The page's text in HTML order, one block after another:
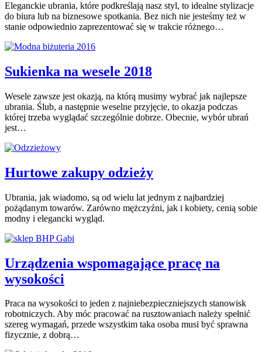
Eleganckie ubrania, które podkreślają nasz styl, to idealne stylizacje
do biura lub na biznesowe spotkania. Bez nich nie jesteśmy też w
stanie odpowiednio zaprezentować się w trakcie różnego…
Sukienka na wesele 2018
Wesele zawsze jest okazją, na którą musimy wybrać jak najlepsze
ubrania. Ślub, a następnie weselne przyjęcie, to okazja podczas
której trzeba wyglądać szczególnie dobrze. Obecnie, wybór ubrań
jest…
Hurtowe zakupy odzieży
Ubrania, jak wiadomo, są od wielu lat jednym z najbardziej
pożądanym towarów. Zarówno mężczyźni, jak i kobiety, cenią sobie
modny i elegancki wygląd.
Urządzenia wspomagające pracę na
wysokości
Praca na wysokości to jeden z najniebezpieczniejszych stanowisk
robotniczych. Aby móc pracować na rusztowaniach należy spełnić
szereg wymagań, przede wszystkim taka osoba musi być sprawna
fizycznie, z dobrą…